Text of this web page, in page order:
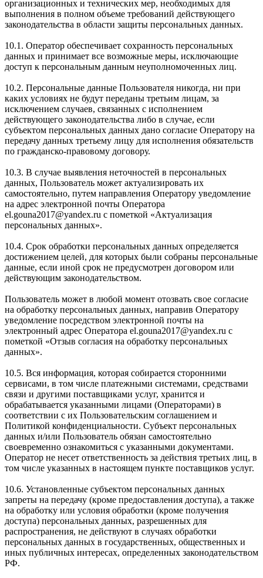
организационных и технических мер, необходимых для
выполнения в полном объеме требований действующего
законодательства в области защиты персональных данных.
10.1. Оператор обеспечивает сохранность персональных
данных и принимает все возможные меры, исключающие
доступ к персональным данным неуполномоченных лиц.
10.2. Персональные данные Пользователя никогда, ни при
каких условиях не будут переданы третьим лицам, за
исключением случаев, связанных с исполнением
действующего законодательства либо в случае, если
субъектом персональных данных дано согласие Оператору на
передачу данных третьему лицу для исполнения обязательств
по гражданско-правовому договору.
10.3. В случае выявления неточностей в персональных
данных, Пользователь может актуализировать их
самостоятельно, путем направления Оператору уведомление
на адрес электронной почты Оператора
el.gouna2017@yandex.ru с пометкой «Актуализация
персональных данных».
10.4. Срок обработки персональных данных определяется
достижением целей, для которых были собраны персональные
данные, если иной срок не предусмотрен договором или
действующим законодательством.
Пользователь может в любой момент отозвать свое согласие
на обработку персональных данных, направив Оператору
уведомление посредством электронной почты на
электронный адрес Оператора el.gouna2017@yandex.ru с
пометкой «Отзыв согласия на обработку персональных
данных».
10.5. Вся информация, которая собирается сторонними
сервисами, в том числе платежными системами, средствами
связи и другими поставщиками услуг, хранится и
обрабатывается указанными лицами (Операторами) в
соответствии с их Пользовательским соглашением и
Политикой конфиденциальности. Субъект персональных
данных и/или Пользователь обязан самостоятельно
своевременно ознакомиться с указанными документами.
Оператор не несет ответственность за действия третьих лиц, в
том числе указанных в настоящем пункте поставщиков услуг.
10.6. Установленные субъектом персональных данных
запреты на передачу (кроме предоставления доступа), а также
на обработку или условия обработки (кроме получения
доступа) персональных данных, разрешенных для
распространения, не действуют в случаях обработки
персональных данных в государственных, общественных и
иных публичных интересах, определенных законодательством
РФ.